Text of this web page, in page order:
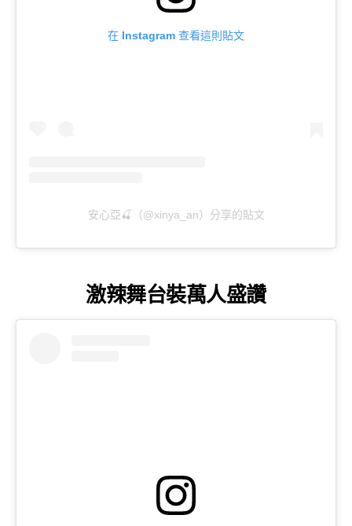
在 Instagram 查看這則貼文
安心亞🍒（@xinya_an）分享的貼文
激辣舞台裝萬人盛讚